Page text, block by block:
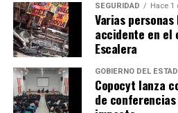
SEGURIDAD Hace 1
Varias
accidente en
Escalera
GOBIERNO DEL
Copocyt lanza
de